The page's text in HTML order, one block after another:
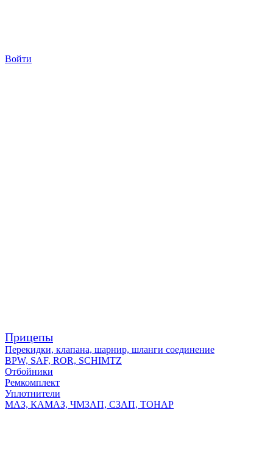
Войти
Прицепы
Перекидки, клапана, шарнир, шланги соединение
BPW, SAF, ROR, SCHIMTZ
Отбойники
Ремкомплект
Уплотнители
МАЗ, КАМАЗ, ЧМЗАП, СЗАП, ТОНАР